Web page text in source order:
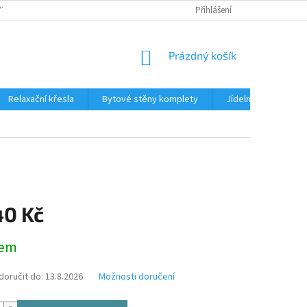
NA SPLÁTKY PODMÍNKY OCHRANY
Přihlášení
NÁKUPNÍ
Prázdný košík
Relaxační křesla Bytové stěny komplety Jídelní sety
Kč
do: 13.8.2026 Možnosti doručení